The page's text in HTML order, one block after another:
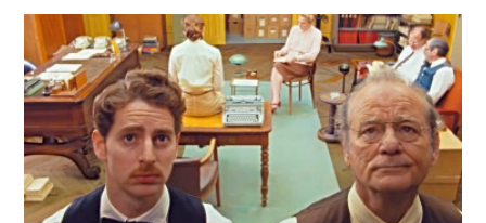
„The
French
Dispatch”,
„Avatar”,
„Gwiezdne
Wojny”
i
inne.